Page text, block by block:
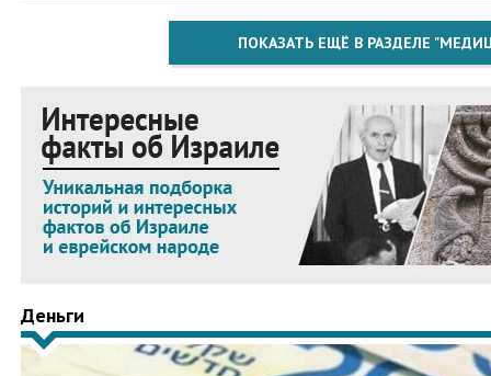
ПОКАЗАТЬ ЕЩЁ В РАЗДЕЛЕ
Деньги